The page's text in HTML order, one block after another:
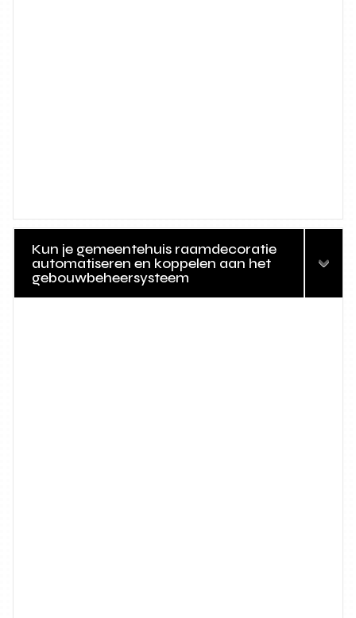
Kun je gemeentehuis raamdecoratie
automatiseren en koppelen aan het
gebouwbeheersysteem